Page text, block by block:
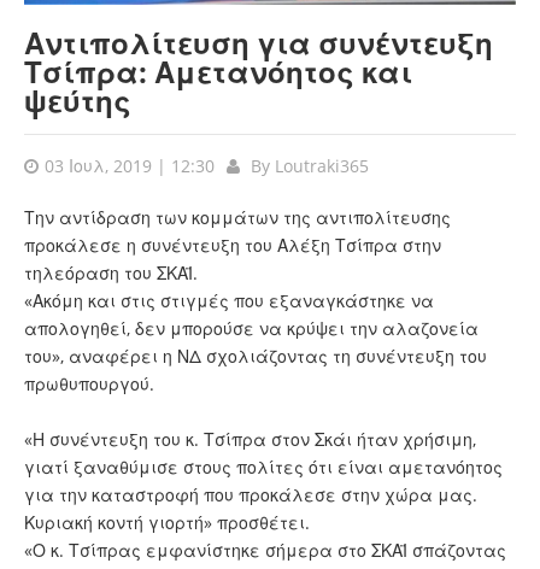
Αντιπολίτευση για συνέντευξη
Τσίπρα: Αμετανόητος και
ψεύτης
03 Ιουλ, 2019 | 12:30 By Loutraki365
Την αντίδραση των κομμάτων της αντιπολίτευσης
προκάλεσε η συνέντευξη του Αλέξη Τσίπρα στην
τηλεόραση του ΣΚΑΪ.
«Ακόμη και στις στιγμές που εξαναγκάστηκε να
απολογηθεί, δεν μπορούσε να κρύψει την αλαζονεία
του», αναφέρει η ΝΔ σχολιάζοντας τη συνέντευξη του
πρωθυπουργού.
«Η συνέντευξη του κ. Τσίπρα στον Σκάι ήταν χρήσιμη,
γιατί ξαναθύμισε στους πολίτες ότι είναι αμετανόητος
για την καταστροφή που προκάλεσε στην χώρα μας.
Κυριακή κοντή γιορτή» προσθέτει.
«Ο κ. Τσίπρας εμφανίστηκε σήμερα στο ΣΚΑΪ σπάζοντας